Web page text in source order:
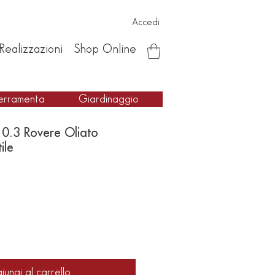
Accedi
Realizzazioni Shop Online
Giardinaggio
Rovere Oliato
al carrello